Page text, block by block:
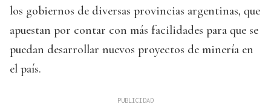
los gobiernos de diversas provincias argentinas, que
apuestan por contar con más facilidades para que se
puedan desarrollar nuevos proyectos de minería en
el país.